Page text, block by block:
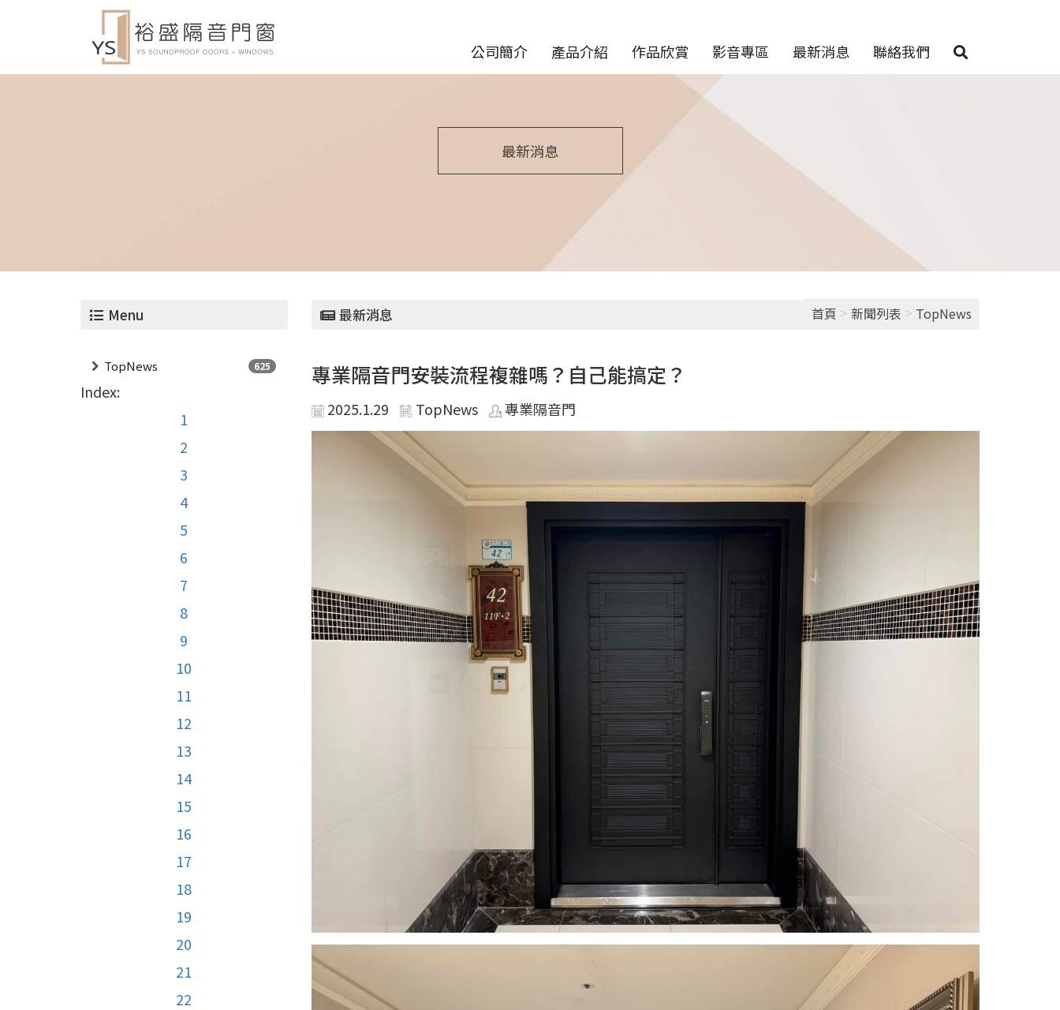
公司簡介 產品介紹 作品欣賞 影音專區 最新消息 聯絡我們
最新消息
Menu
TopNews 625
Index:
1
2
3
4
5
6
7
8
9
10
11
12
13
14
15
16
17
18
19
20
21
22
最新消息 首頁 > 新聞列表 > TopNews
專業隔音門安裝流程複雜嗎？自己能搞定？
2025.1.29 TopNews 專業隔音門